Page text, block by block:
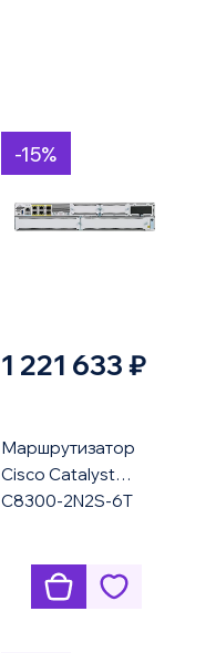
-15%
1 221 633 ₽
Маршрутизатор
Cisco Catalyst
C8300-2N2S-6T